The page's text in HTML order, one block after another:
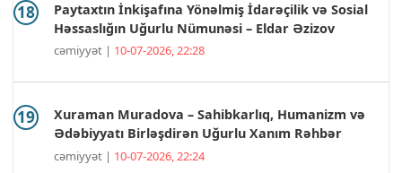
Paytaxtın İnkişafına Yönəlmiş İdarəçilik və Sosial
Həssaslığın Uğurlu Nümunəsi – Eldar Əzizov
cəmiyyət | 10-07-2026, 22:28
Xuraman Muradova – Sahibkarlıq, Humanizm və
Ədəbiyyatı Birləşdirən Uğurlu Xanım Rəhbər
cəmiyyət | 10-07-2026, 22:24